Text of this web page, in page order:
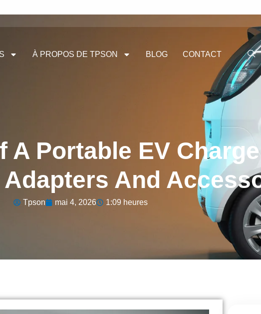
À PROPOS DE TPSON BLOG CONTACT
A Portable EV
And
Tpson mai 4, 2026 1:09 heures